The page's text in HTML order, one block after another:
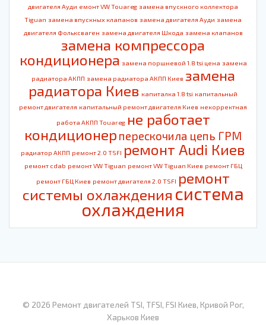
двигателя Ауди емонт VW Touareg замена впускного коллектора
Tiguan замена впускных клапанов замена двигателя Ауди замена
двигателя Фольксваген замена двигателя Шкода замена клапанов
замена компрессора
кондиционера замена поршневой 1.8 tsi цена замена
радиатора АКПП замена радиатора АКПП Киев замена
радиатора Киев капиталка 1.8 tsi капитальный
ремонт двигателя капитальный ремонт двигателя Киев некорректная
работа АКПП Touareg не работает
кондиционер перескочила цепь ГРМ
радиатор АКПП ремонт 2.0 TSFI ремонт Audi Киев
ремонт cdab ремонт VW Tiguan ремонт VW Tiguan Киев ремонт ГБЦ
ремонт ГБЦ Киев ремонт двигателя 2.0 TSFI ремонт
системы охлаждения система
охлаждения
© 2026 Ремонт двигателей TSI, TFSI, FSI Киев, Кривой Рог,
Харьков Киев